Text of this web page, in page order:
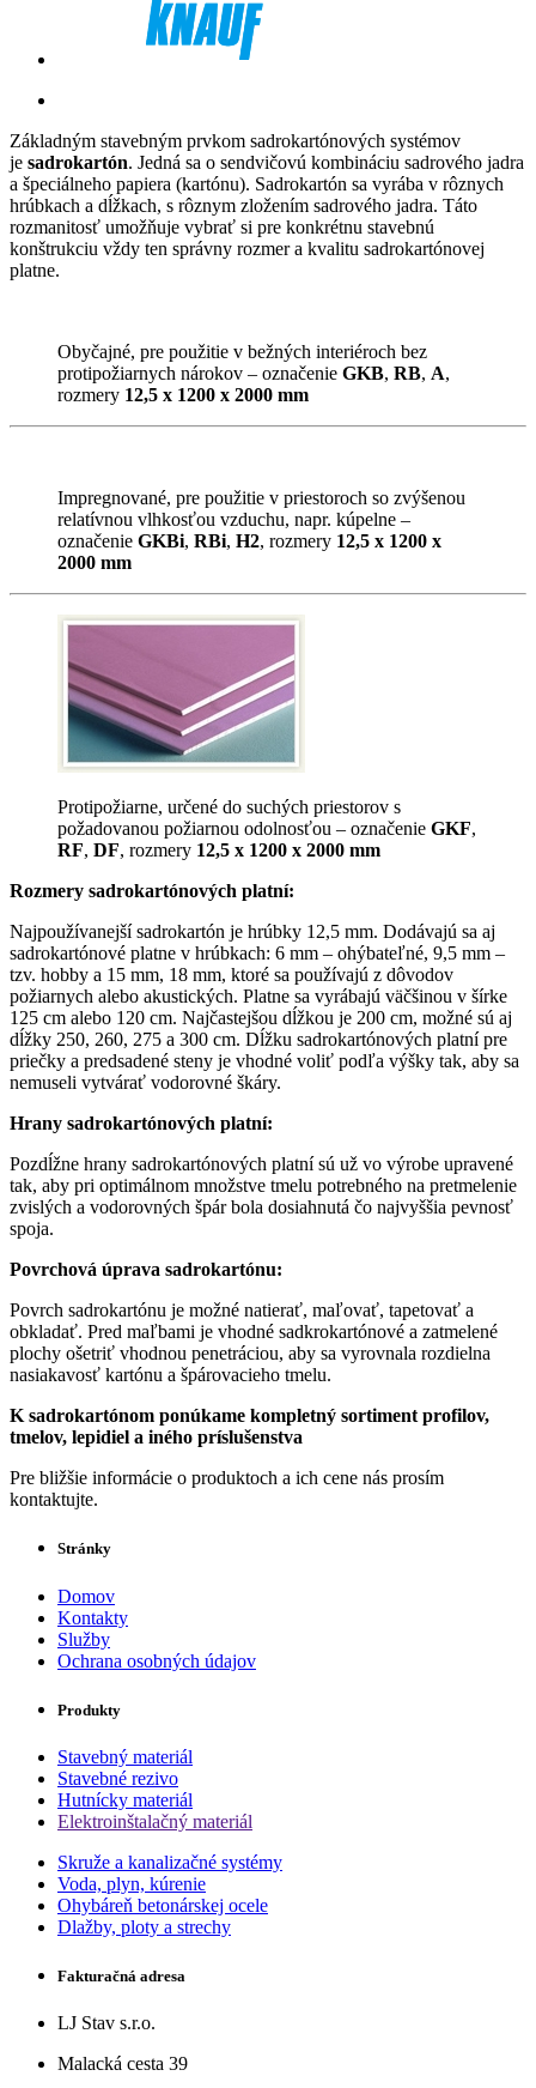
Základným stavebným prvkom sadrokartónových systémov
je sadrokartón. Jedná sa o sendvičovú kombináciu sadrového jadra
a špeciálneho papiera (kartónu). Sadrokartón sa vyrába v rôznych
hrúbkach a dĺžkach, s rôznym zložením sadrového jadra. Táto
rozmanitosť umožňuje vybrať si pre konkrétnu stavebnú
konštrukciu vždy ten správny rozmer a kvalitu sadrokartónovej
platne.
Obyčajné, pre použitie v bežných interiéroch bez
protipožiarnych nárokov – označenie GKB, RB, A,
rozmery 12,5 x 1200 x 2000 mm
Impregnované, pre použitie v priestoroch so zvýšenou
relatívnou vlhkosťou vzduchu, napr. kúpelne –
označenie GKBi, RBi, H2, rozmery 12,5 x 1200 x
2000 mm
Protipožiarne, určené do suchých priestorov s
požadovanou požiarnou odolnosťou – označenie GKF,
RF, DF, rozmery 12,5 x 1200 x 2000 mm
Rozmery sadrokartónových platní:
Najpoužívanejší sadrokartón je hrúbky 12,5 mm. Dodávajú sa aj
sadrokartónové platne v hrúbkach: 6 mm – ohýbateľné, 9,5 mm –
tzv. hobby a 15 mm, 18 mm, ktoré sa používajú z dôvodov
požiarnych alebo akustických. Platne sa vyrábajú väčšinou v šírke
125 cm alebo 120 cm. Najčastejšou dĺžkou je 200 cm, možné sú aj
dĺžky 250, 260, 275 a 300 cm. Dĺžku sadrokartónových platní pre
priečky a predsadené steny je vhodné voliť podľa výšky tak, aby sa
nemuseli vytvárať vodorovné škáry.
Hrany sadrokartónových platní:
Pozdĺžne hrany sadrokartónových platní sú už vo výrobe upravené
tak, aby pri optimálnom množstve tmelu potrebného na pretmelenie
zvislých a vodorovných špár bola dosiahnutá čo najvyššia pevnosť
spoja.
Povrchová úprava sadrokartónu:
Povrch sadrokartónu je možné natierať, maľovať, tapetovať a
obkladať. Pred maľbami je vhodné sadkrokartónové a zatmelené
plochy ošetriť vhodnou penetráciou, aby sa vyrovnala rozdielna
nasiakavosť kartónu a špárovacieho tmelu.
K sadrokartónom ponúkame kompletný sortiment profilov,
tmelov, lepidiel a iného príslušenstva
Pre bližšie informácie o produktoch a ich cene nás prosím
kontaktujte.
Stránky
Domov
Kontakty
Služby
Ochrana osobných údajov
Produkty
Stavebný materiál
Stavebné rezivo
Hutnícky materiál
Elektroinštalačný materiál
Skruže a kanalizačné systémy
Voda, plyn, kúrenie
Ohybáreň betonárskej ocele
Dlažby, ploty a strechy
Fakturačná adresa
LJ Stav s.r.o.
Malacká cesta 39